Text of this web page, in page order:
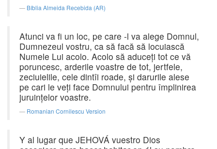
Bíblia Almeida Recebida (AR)
Atunci va fi un loc, pe care -l va alege Domnul,
Dumnezeul vostru, ca să facă să locuiască
Numele Lui acolo. Acolo să aduceţi tot ce vă
poruncesc, arderile voastre de tot, jertfele,
zeciuielile, cele dintîi roade, şi darurile alese
pe cari le veţi face Domnului pentru împlinirea
juruinţelor voastre.
Romanian Cornilescu Version
Y al lugar que JEHOVÁ vuestro Dios